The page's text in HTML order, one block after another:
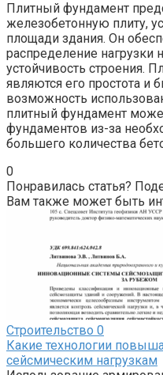
Плитный фундамент
железобетонную плиту,
площади здания. Он
распределение нагрузки
устойчивость строения.
являются его простота и
возможность
плитный фундамент
фундаментов из-за
большего количества
0
Понравилась статья?
Вам также может быть
Строительство 0
Какие технологии
сейсмическим нагрузкам